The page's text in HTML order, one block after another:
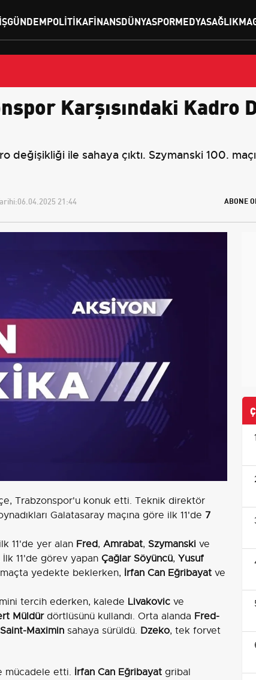
GÜNDEMPOLITIKAFINANSDÜNYASPORMEDYASAĞLIK
Karşısındaki
değişikliği ile sahaya çıktı. Szymanski 100.
06.04.2025 21:44 ABONE OL
Trabzonspor'u konuk etti. Teknik direktör
Galatasaray maçına göre ilk 11'de 7
11'de yer alan Fred, Amrabat, Szymanski ve
İlk 11'de görev yapan Çağlar Söyüncü, Yusuf
yedekte beklerken, İrfan Can Eğribayat ve
tercih ederken, kalede Livakovic ve
Müldürdörtlüsünü kullandı. Orta alanda Fred-
Saint-Maximin sahaya sürüldü. Dzeko, tek forvet
mücadele etti. İrfan Can Eğribayat gribal